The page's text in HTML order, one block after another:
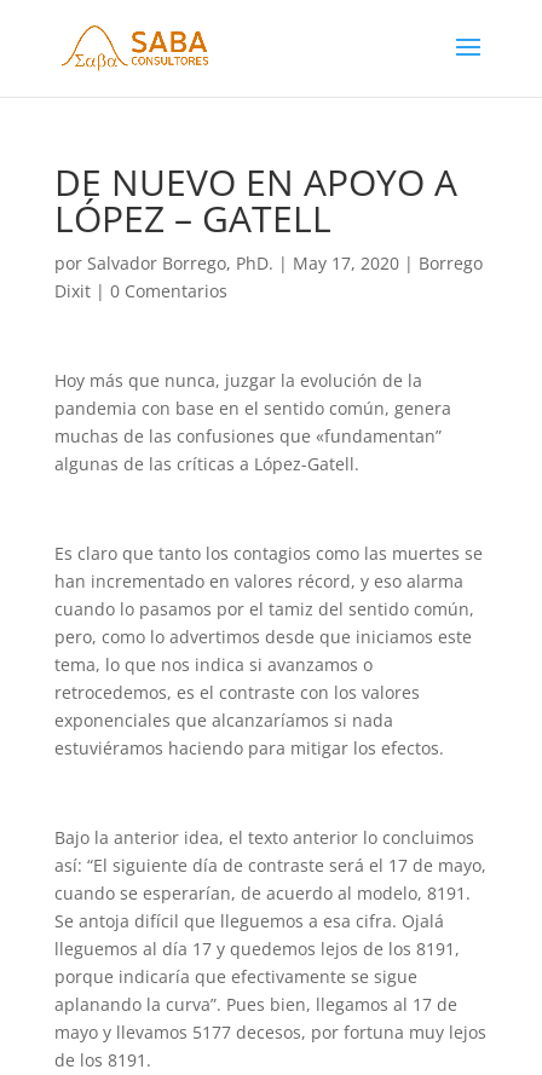
DE NUEVO EN APOYO A
LÓPEZ – GATELL
por Salvador Borrego, PhD. | May 17, 2020| Borrego
Dixit| 0 Comentarios
Hoy más que nunca, juzgar la evolución de la
pandemia con base en el sentido común, genera
muchas de las confusiones que «fundamentan”
algunas de las críticas a López-Gatell.
Es claro que tanto los contagios como las muertes se
han incrementado en valores récord, y eso alarma
cuando lo pasamos por el tamiz del sentido común,
pero, como lo advertimos desde que iniciamos este
tema, lo que nos indica si avanzamos o
retrocedemos, es el contraste con los valores
exponenciales que alcanzaríamos si nada
estuviéramos haciendo para mitigar los efectos.
Bajo la anterior idea, el texto anterior lo concluimos
así: “El siguiente día de contraste será el 17 de mayo,
cuando se esperarían, de acuerdo al modelo, 8191.
Se antoja difícil que lleguemos a esa cifra. Ojalá
lleguemos al día 17 y quedemos lejos de los 8191,
porque indicaría que efectivamente se sigue
aplanando la curva”. Pues bien, llegamos al 17 de
mayo y llevamos 5177 decesos, por fortuna muy lejos
de los 8191.